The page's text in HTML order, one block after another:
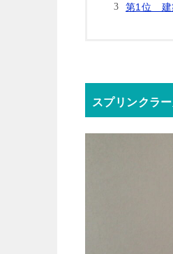
第1位 建
スプリンクラ